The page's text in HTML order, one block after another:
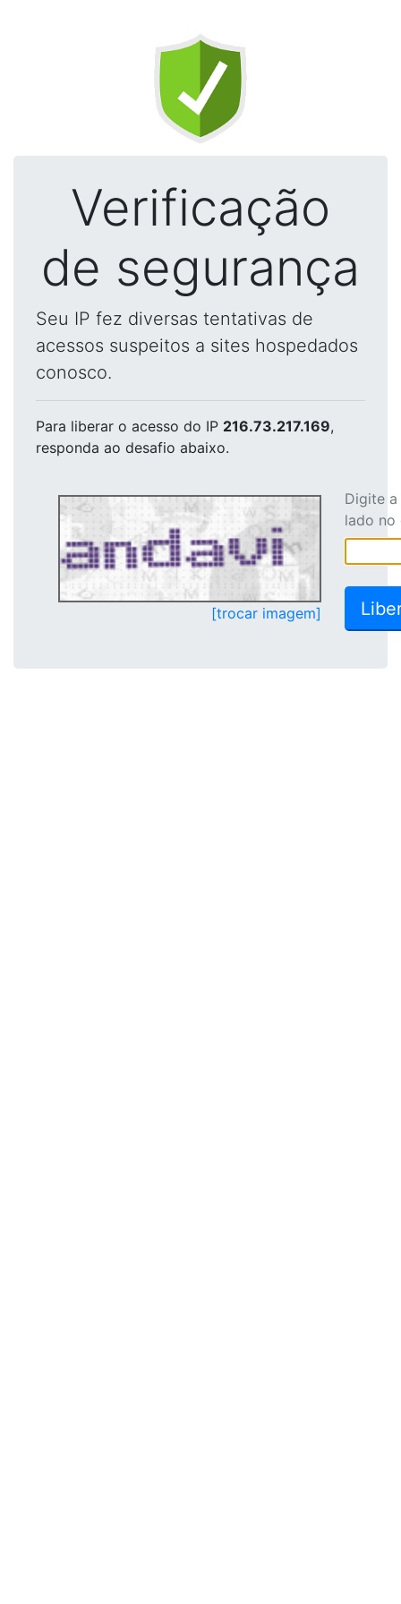
Verificação
de segurança
Seu IP fez diversas tentativas de
acessos suspeitos a sites hospedados
conosco.
Para liberar o acesso do IP 216.73.217.169,
responda ao desafio abaixo.
[trocar imagem]
Digite
lado no